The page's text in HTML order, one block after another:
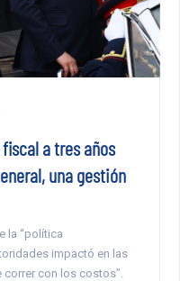
a tres años
una gestión
la “política
impactó en las
con los costos”.